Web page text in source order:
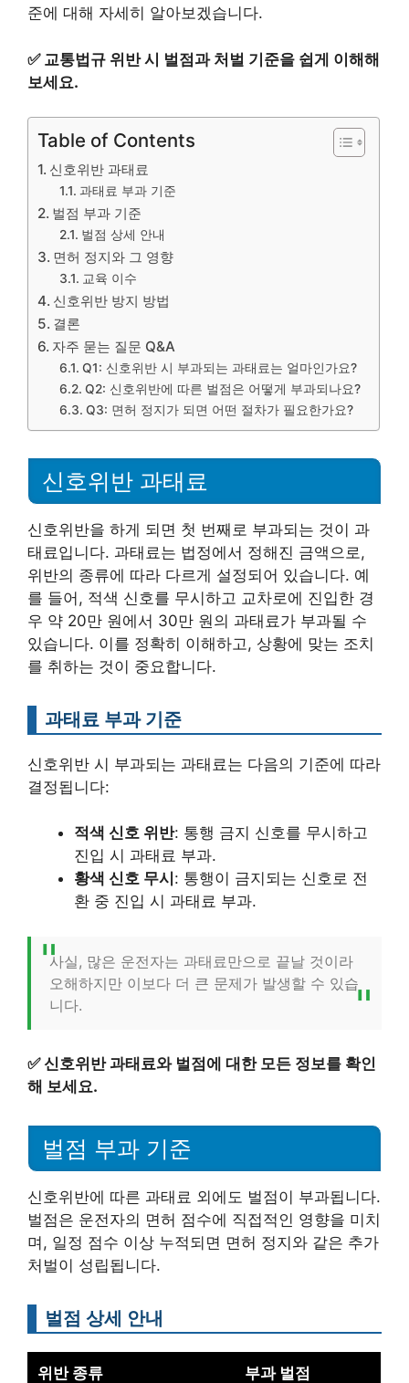
준에 대해 자세히 알아보겠습니다.
✅ 교통법규 위반 시 벌점과 처벌 기준을 쉽게 이해해
보세요.
Table of Contents
신호위반 과태료
과태료 부과 기준
벌점 부과 기준
벌점 상세 안내
면허 정지와 그 영향
교육 이수
신호위반 방지 방법
결론
자주 묻는 질문 Q&A
Q1: 신호위반 시 부과되는 과태료는 얼마인가요?
Q2: 신호위반에 따른 벌점은 어떻게 부과되나요?
Q3: 면허 정지가 되면 어떤 절차가 필요한가요?
신호위반 과태료
신호위반을 하게 되면 첫 번째로 부과되는 것이 과
태료입니다. 과태료는 법정에서 정해진 금액으로,
위반의 종류에 따라 다르게 설정되어 있습니다. 예
를 들어, 적색 신호를 무시하고 교차로에 진입한 경
우 약 20만 원에서 30만 원의 과태료가 부과될 수
있습니다. 이를 정확히 이해하고, 상황에 맞는 조치
를 취하는 것이 중요합니다.
과태료 부과 기준
신호위반 시 부과되는 과태료는 다음의 기준에 따라
결정됩니다:
적색 신호 위반: 통행 금지 신호를 무시하고
진입 시 과태료 부과.
황색 신호 무시 : 통행이 금지되는 신호로 전
환 중 진입 시 과태료 부과.
사실, 많은 운전자는 과태료만으로 끝날 것이라
오해하지만 이보다 더 큰 문제가 발생할 수 있습
니다.
✅신호위반 과태료와 벌점에 대한 모든 정보를 확인
해 보세요.
벌점 부과 기준
신호위반에 따른 과태료 외에도 벌점이 부과됩니다.
벌점은 운전자의 면허 점수에 직접적인 영향을 미치
며, 일정 점수 이상 누적되면 면허 정지와 같은 추가
처벌이 성립됩니다.
벌점 상세 안내
위반 종류 부과 벌점